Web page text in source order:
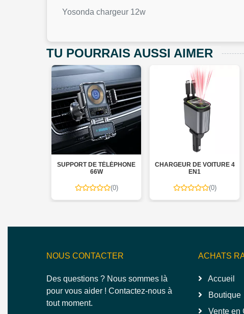
Yosonda chargeur 12w
TU POURRAIS AUSSI AIMER
SUPPORT DE TÉLÉPHONE
66W
(0)
CHARGEUR DE VOITURE 4
EN1
(0)
NOUS CONTACTER
Des questions ? Nous sommes là
pour vous aider ! Contactez-nous à
tout moment.
ACHATS
Accueil
Boutique
Vente en